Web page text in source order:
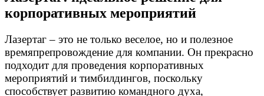
корпоративных мероприятий
Лазертаг – это не только веселое, но и полезное
времяпрепровождение для компании. Он прекрасно
подходит для проведения корпоративных
мероприятий и тимбилдингов, поскольку
способствует развитию командного духа,